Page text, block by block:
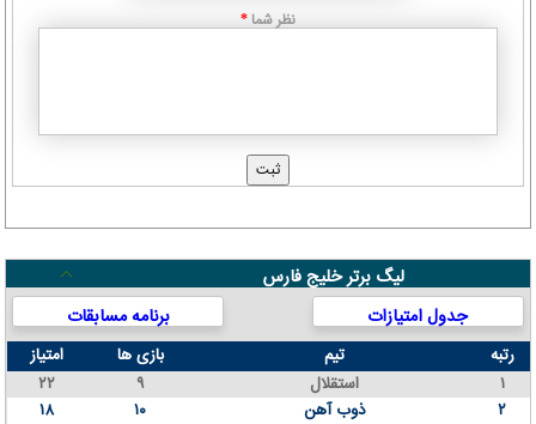
نظر شما *
لیگ برتر خلیج فارس
جدول امتیازات
برنامه مسابقات
رتبه تیم بازی ها
امتیاز
۱
استقلال ۹
۲۲
۲
ذوب آهن ۱۰
۱۸